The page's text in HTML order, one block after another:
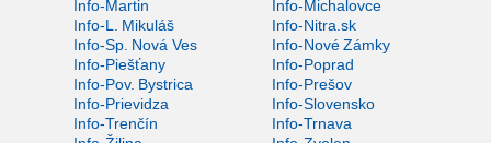
Info-Martin
Info-Michalovce
Info-L. Mikuláš
Info-Nitra.sk
Info-Sp. Nová Ves
Info-Nové Zámky
Info-Piešťany
Info-Poprad
Info-Pov. Bystrica
Info-Prešov
Info-Prievidza
Info-Slovensko
Info-Trenčín
Info-Trnava